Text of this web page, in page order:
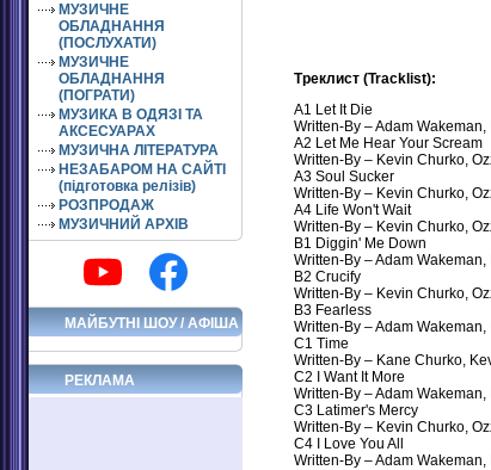
МУЗИЧНЕ
ОБЛАДНАННЯ
(ПОСЛУХАТИ)
МУЗИЧНЕ
ОБЛАДНАННЯ
(ПОГРАТИ)
МУЗИКА В ОДЯЗІ ТА
АКСЕСУАРАХ
МУЗИЧНА ЛІТЕРАТУРА
НЕЗАБАРОМ НА САЙТІ
(підготовка релізів)
РОЗПРОДАЖ
МУЗИЧНИЙ АРХІВ
МАЙБУТНІ ШОУ / АФІША
РЕКЛАМА
Треклист (Tracklist):
A1 Let It Die
Written-By – Adam
A2 Let Me Hear Your Scream
Written-By – Kevin Churko,
A3 Soul Sucker
Written-By – Kevin Churko,
A4 Life Won't Wait
Written-By – Kevin Churko,
B1 Diggin' Me Down
Written-By – Adam
B2 Crucify
Written-By – Kevin Churko,
B3 Fearless
Written-By – Adam
C1 Time
Written-By – Kane Churko,
C2 I Want It More
Written-By – Adam
C3 Latimer's Mercy
Written-By – Kevin Churko,
C4 I Love You All
Written-By – Adam